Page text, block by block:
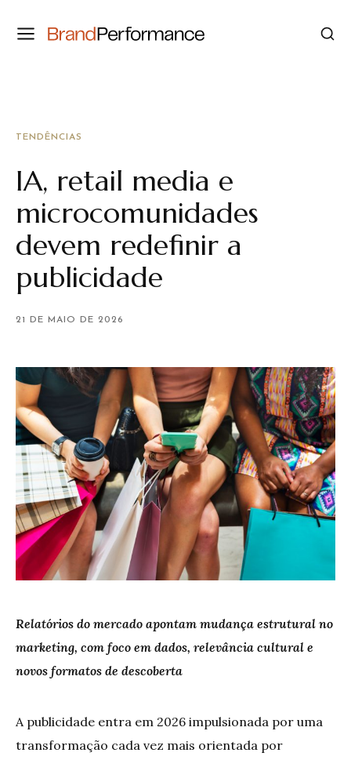
TENDÊNCIAS
IA, retail media e
microcomunidades
devem redefinir a
publicidade
21 DE MAIO DE 2026
Relatórios do mercado apontam mudança estrutural no
marketing, com foco em dados, relevância cultural e
novos formatos de descoberta
A publicidade entra em 2026 impulsionada por uma
transformação cada vez mais orientada por